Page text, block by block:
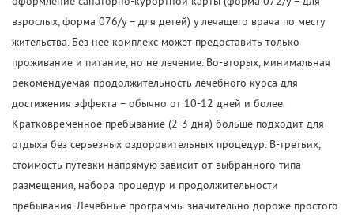
взрослых, форма 076/у – для детей) у лечащего врача по месту
жительства. Без нее комплекс может предоставить только
проживание и питание, но не лечение. Во-вторых, минимальная
рекомендуемая продолжительность лечебного курса для
достижения эффекта – обычно от 10-12 дней и более.
Кратковременное пребывание (2-3 дня) больше подходит для
отдыха без серьезных оздоровительных процедур. В-третьих,
стоимость путевки напрямую зависит от выбранного типа
размещения, набора процедур и продолжительности
пребывания. Лечебные программы значительно дороже простого